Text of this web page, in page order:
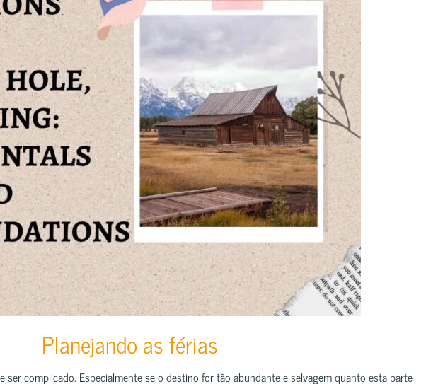
Planejando as férias
ser complicado. Especialmente se o destino for tão abundante e selvagem quanto esta parte